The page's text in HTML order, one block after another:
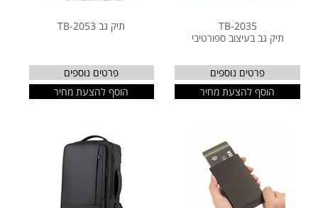
TB-2035
תיק גב בעיצוב ספורטיבי
פרטים נוספים
הוסף להצעת מחיר
תיק גב TB-2053
פרטים נוספים
הוסף להצעת מחיר